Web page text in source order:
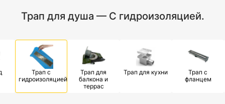
Трап для душа — С гидроизоляцией.
Трап с
гидроизоляцией
Трап для
балкона и
террас
Трап для кухни
Трап с
фланцем